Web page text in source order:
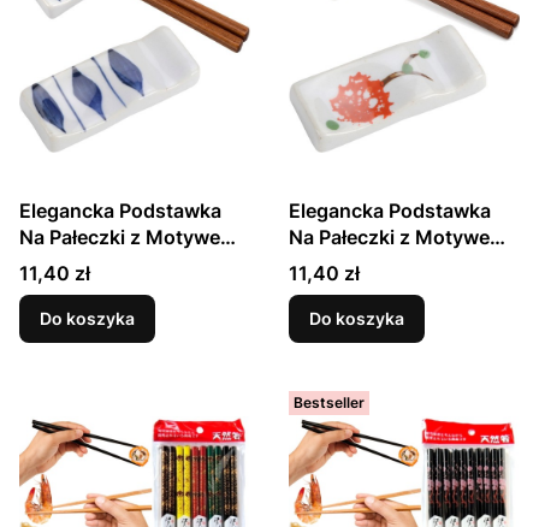
Elegancka Podstawka
Na Pałeczki z Motywem
Niebieskie Paseczki 7cm
GOLDEN TURTLE
Cena
11,40 zł
Do koszyka
Elegancka Podstawka
Na Pałeczki z Motywem
Czerwony Kwiat 7cm
GOLDEN TURTLE
Cena
11,40 zł
Do koszyka
Bestseller